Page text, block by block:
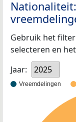
Gebruik het
selecteren en
Jaar:
2025
Vreemdelingen